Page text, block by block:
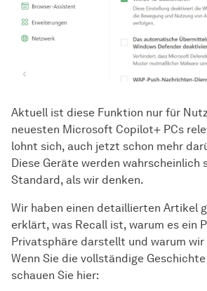
Aktuell ist diese Funktion nur für
neuesten Microsoft Copilot+ PCs
lohnt sich, auch jetzt schon mehr
Diese Geräte werden wahrscheinlich
Standard, als wir denken.
Wir haben einen detaillierten Artikel
erklärt, was Recall ist, warum es ein
Privatsphäre darstellt und warum wir
Wenn Sie die vollständige
schauen Sie hier: